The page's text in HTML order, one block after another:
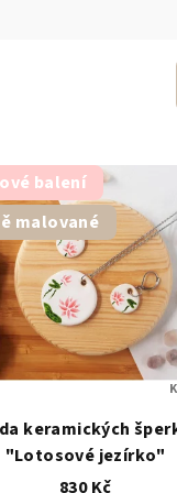
balení
malované
keramických
"Lotosové jezírko"
830 Kč